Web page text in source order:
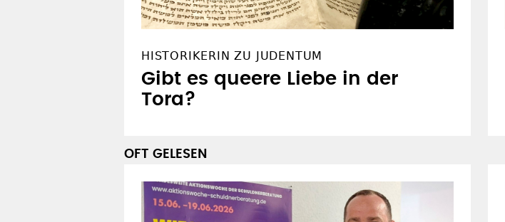
HISTORIKERIN ZU JUDENTUM
Gibt es queere Liebe in der
Tora?
OFT GELESEN